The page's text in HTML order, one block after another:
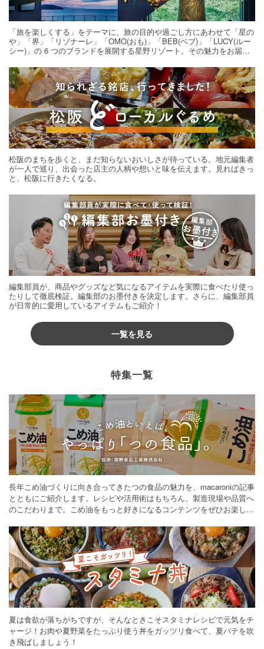
「旅を楽しくする」をテーマに、旅の目的や過ごし方にあわせて「星の
や」「界」「リゾナーレ」「OMO(おも)」「BEB(ベブ)」「LUCY(ルー
シー)」の 6 つのブランドを展開する星野リゾート。その魅力をお届け
松阪のまちを歩くと、まだ知らないおいしさが待っている。地元編集者
が一人で巡り、出会った店主の人柄や想いと味を伝えます。見ればきっ
と、松阪に行きたくなる。
編集部員が、商品やグッズなど気になるアイテムを実際に食べたり使っ
たりして徹底検証。編集部のお墨付きを決定します。さらに、編集部員
が日常的に愛用しているアイテムもご紹介！
一覧を見る
特集一覧
長年こめ油づくりに向き合ってきたつの食品の魅力を、macaroniの記事
とともにご紹介します。レシピや活用術はもちろん、製造現場や品質へ
のこだわりまで。こめ油をもっと好きになるコンテンツをぜひお楽しみ
夏は食欲が落ちがちですが、そんなときこそスタミナレシピで元気をチ
ャージ！お肉や夏野菜をたっぷり使う丼をガッツリ食べて、夏バテを吹
き飛ばしましょう！